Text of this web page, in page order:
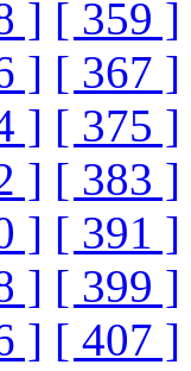
] [ 359 ]
] [ 367 ]
] [ 375 ]
] [ 383 ]
] [ 391 ]
] [ 399 ]
] [ 407 ]